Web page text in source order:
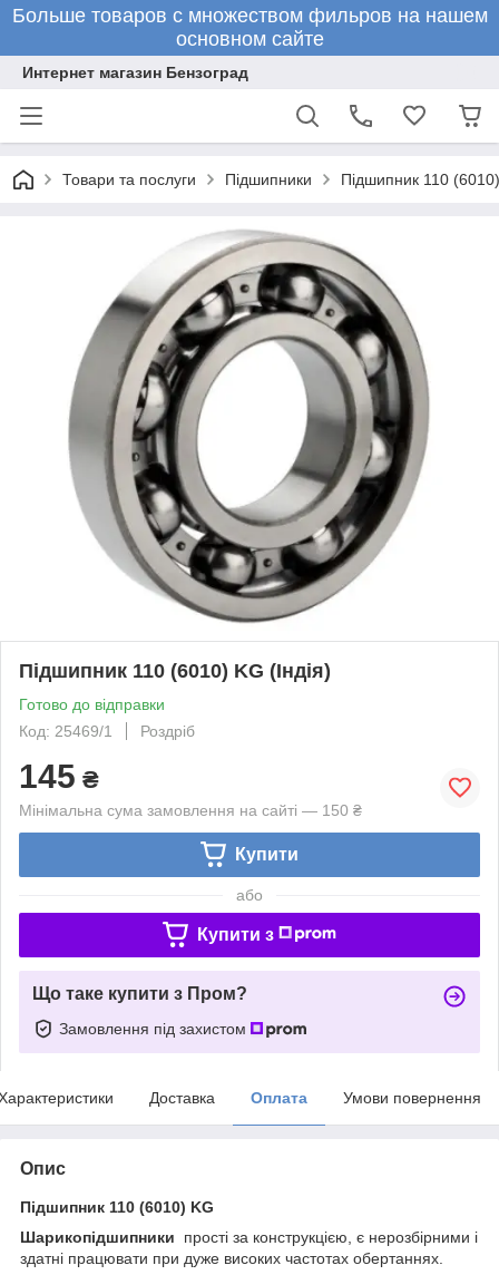
Больше товаров с множеством фильров на нашем
основном сайте
Интернет магазин Бензоград
Товари та послуги Підшипники Підшипник 110
Підшипник 110 (6010) KG (Індія)
Готово до відправки
Код: 25469/1
Роздріб
145 ₴
Мінімальна сума замовлення на сайті — 150 ₴
Купити
або
Купити з
Що таке купити з Пром?
Замовлення під захистом
Доставка Оплата Умови повернення
Опис
Підшипник 110 (6010) KG
Шарикопідшипники прості за конструкцією, є нерозбірними і
здатні працювати при дуже високих частотах обертаннях.